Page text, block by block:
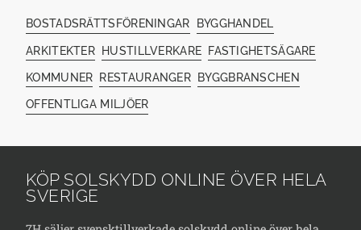
BOSTADSRÄTTSFÖRENINGAR BYGGHANDEL
ARKITEKTER HUSTILLVERKARE FASTIGHETSÄGARE
KOMMUNER RESTAURANGER BYGGBRANSCHEN
OFFENTLIGA MILJÖER
KÖP SOLSKYDD ONLINE ÖVER HELA
SVERIGE